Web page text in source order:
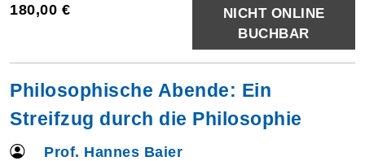
180,00 €
NICHT ONLINE
BUCHBAR
Philosophische Abende: Ein
Streifzug durch die Philosophie
Prof. Hannes Baier